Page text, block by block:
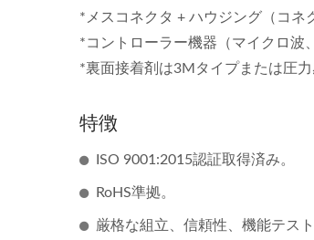
*メスコネクタ + ハウジング（コネ
*コントローラー機器（マイクロ波
*裏面接着剤は3Mタイプまたは圧力
特徴
ISO 9001:2015認証取得済み。
RoHS準拠。
厳格な組立、信頼性、機能テス